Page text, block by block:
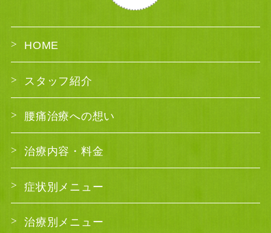
HOME
スタッフ紹介
腰痛治療への想い
治療内容・料金
症状別メニュー
治療別メニュー